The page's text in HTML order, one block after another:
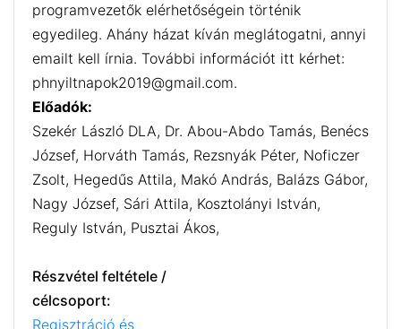
programvezetők elérhetőségein történik
egyedileg. Ahány házat kíván meglátogatni, annyi
emailt kell írnia. További információt itt kérhet:
phnyiltnapok2019@gmail.com.
Előadók:
Szekér László DLA, Dr. Abou-Abdo Tamás, Benécs
József, Horváth Tamás, Rezsnyák Péter, Noficzer
Zsolt, Hegedűs Attila, Makó András, Balázs Gábor,
Nagy József, Sári Attila, Kosztolányi István,
Reguly István, Pusztai Ákos,
Részvétel feltétele /
célcsoport:
Regisztráció és